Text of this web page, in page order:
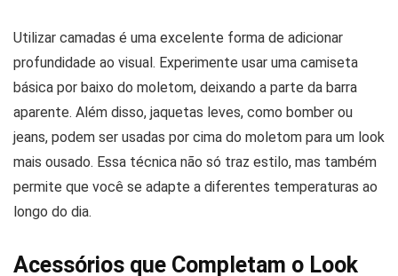
Utilizar camadas é uma excelente forma de adicionar
profundidade ao visual. Experimente usar uma camiseta
básica por baixo do moletom, deixando a parte da barra
aparente. Além disso, jaquetas leves, como bomber ou
jeans, podem ser usadas por cima do moletom para um look
mais ousado. Essa técnica não só traz estilo, mas também
permite que você se adapte a diferentes temperaturas ao
longo do dia.
Acessórios que Completam o Look